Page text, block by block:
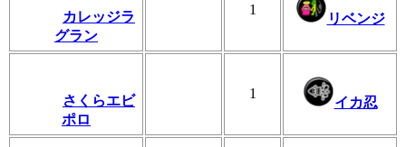
カレッジラ
グラン
1
リベンジ
さくらエビ
ポロ
1
イカ忍